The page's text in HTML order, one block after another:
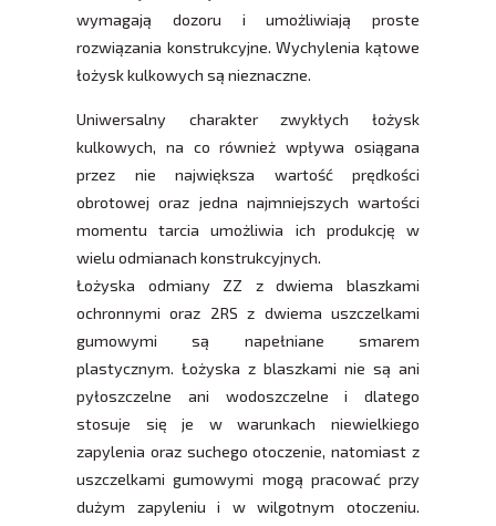
wymagają dozoru i umożliwiają proste
rozwiązania konstrukcyjne. Wychylenia kątowe
łożysk kulkowych są nieznaczne.
Uniwersalny charakter zwykłych łożysk
kulkowych, na co również wpływa osiągana
przez nie największa wartość prędkości
obrotowej oraz jedna najmniejszych wartości
momentu tarcia umożliwia ich produkcję w
wielu odmianach konstrukcyjnych.
Łożyska odmiany ZZ z dwiema blaszkami
ochronnymi oraz 2RS z dwiema uszczelkami
gumowymi są napełniane smarem
plastycznym. Łożyska z blaszkami nie są ani
pyłoszczelne ani wodoszczelne i dlatego
stosuje się je w warunkach niewielkiego
zapylenia oraz suchego otoczenie, natomiast z
uszczelkami gumowymi mogą pracować przy
dużym zapyleniu i w wilgotnym otoczeniu.